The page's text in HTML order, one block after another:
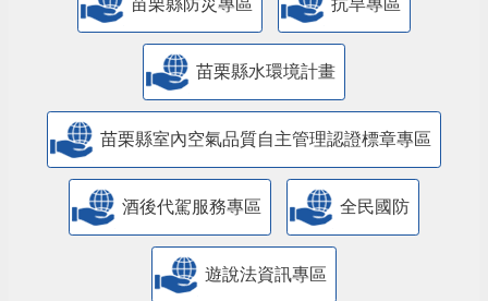
苗栗縣水環境計畫
苗栗縣室內空氣品質自主管理認證標章專區
酒後代駕服務專區 全民國防
遊說法資訊專區